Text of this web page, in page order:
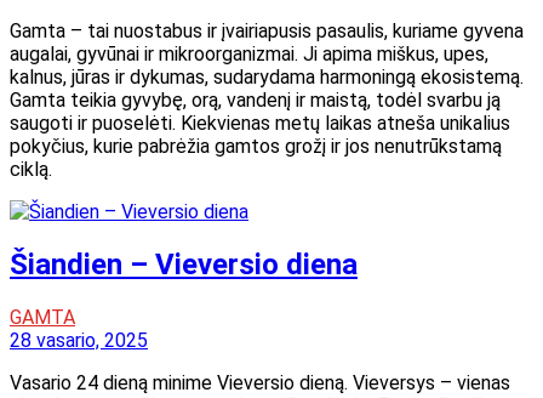
Gamta – tai nuostabus ir įvairiapusis pasaulis, kuriame gyvena
augalai, gyvūnai ir mikroorganizmai. Ji apima miškus, upes,
kalnus, jūras ir dykumas, sudarydama harmoningą ekosistemą.
Gamta teikia gyvybę, orą, vandenį ir maistą, todėl svarbu ją
saugoti ir puoselėti. Kiekvienas metų laikas atneša unikalius
pokyčius, kurie pabrėžia gamtos grožį ir jos nenutrūkstamą
ciklą.
Šiandien – Vieversio diena
GAMTA
28 vasario, 2025
Vasario 24 dieną minime Vieversio dieną. Vieversys – vienas